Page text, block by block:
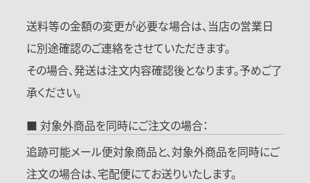
送料等の金額の変更が必要な場合は、当店の営業日
に別途確認のご連絡をさせていただきます。
その場合、発送は注文内容確認後となります。予めご了
承ください。
■ 対象外商品を同時にご注文の場合：
追跡可能メール便対象商品と、対象外商品を同時にご
注文の場合は、宅配便にてお送りいたします。